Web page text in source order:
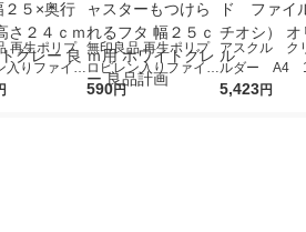
再生ポリプ
入りファイル
スタンダード
無印良品 再生ポリプ
ロピレン入りファイル
ボックススタンダード
590円
アスクル ク
ルダー A4
0枚） スタ
5,423円